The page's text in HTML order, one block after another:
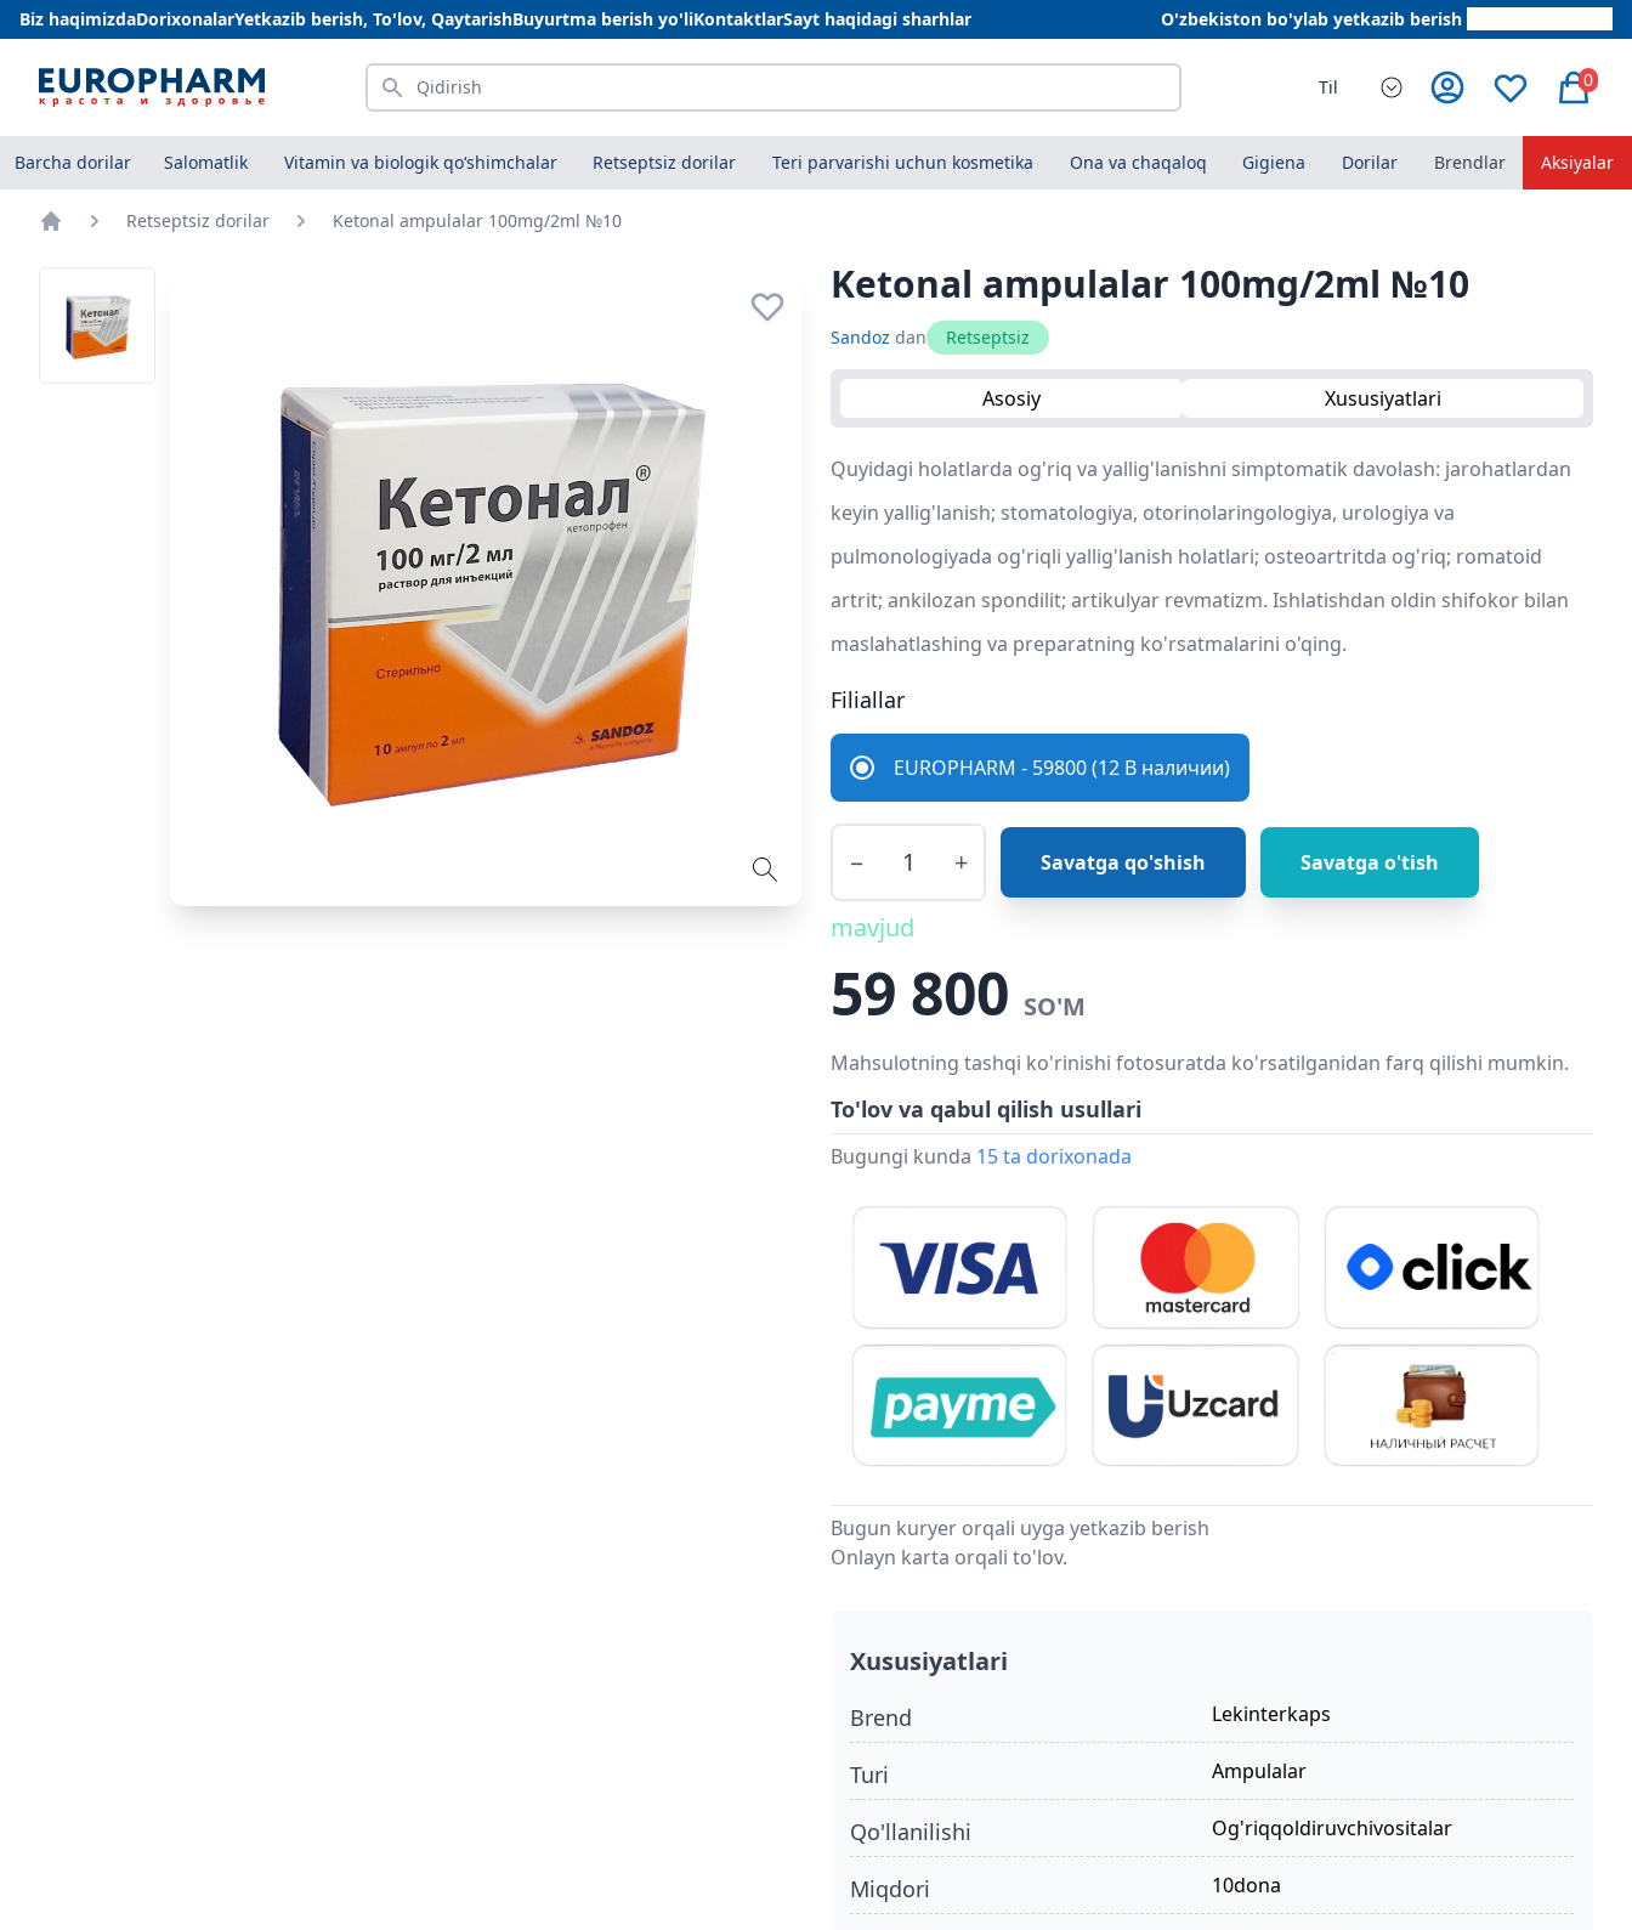
Biz haqimizdaDorixonalarYetkazib berish, To'lov, QaytarishBuyurtma berish yo'liKontaktlarSayt haqidagi sharhlar O'zbekiston bo'ylab yetkazib berish
Qidirish Til 0
Barcha dorilar Salomatlik Vitamin va biologik qo‘shimchalar Retseptsiz dorilar Teri parvarishi uchun kosmetika Ona va chaqaloq Gigiena Dorilar Brendlar Aksiyalar
Retseptsiz dorilar Ketonal ampulalar 100mg/2ml №10
Ketonal ampulalar 100mg/2ml №10
Sandoz dan Retseptsiz
Asosiy Xususiyatlari
Quyidagi holatlarda og'riq va yallig'lanishni simptomatik davolash: jarohatlardan
keyin yallig'lanish; stomatologiya, otorinolaringologiya, urologiya va
pulmonologiyada og'riqli yallig'lanish holatlari; osteoartritda og'riq; romatoid
artrit; ankilozan spondilit; artikulyar revmatizm. Ishlatishdan oldin shifokor bilan
maslahatlashing va preparatning ko'rsatmalarini o'qing.
Filiallar
EUROPHARM - 59800 (12 В наличии)
− + Savatga qo'shish Savatga o'tish
mavjud
59 800 SO'M
Mahsulotning tashqi ko'rinishi fotosuratda ko'rsatilganidan farq qilishi mumkin.
To'lov va qabul qilish usullari
Bugungi kunda 15 ta dorixonada
Bugun kuryer orqali uyga yetkazib berish
Onlayn karta orqali to'lov.
Xususiyatlari
Brend Lekinterkaps
turi ampulalar
qo'llanilishi og'riqqoldiruvchivositalar
miqdori 10dona